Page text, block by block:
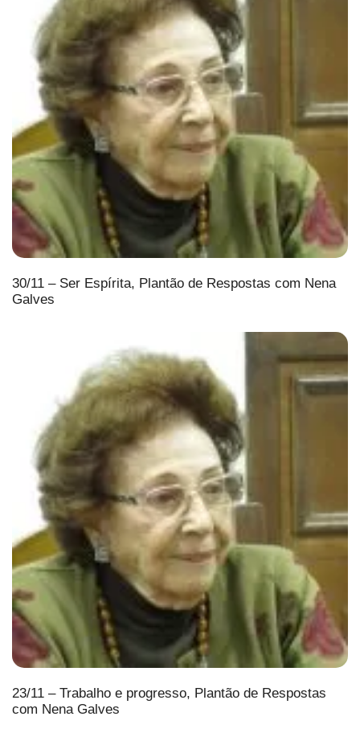
30/11 – Ser Espírita, Plantão de Respostas com Nena
Galves
23/11 – Trabalho e progresso, Plantão de Respostas
com Nena Galves